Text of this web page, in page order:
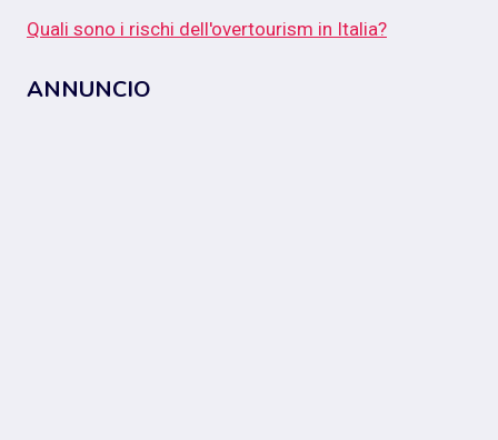
Quali sono i rischi dell'overtourism in Italia?
ANNUNCIO